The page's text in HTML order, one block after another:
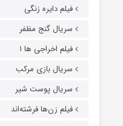
فیلم دایره زنگی
سریال گنج مظفر
فیلم اخراجی ها ۱
سریال بازی مرکب
سریال پوست شیر
فیلم زن‌ها فرشته‌اند